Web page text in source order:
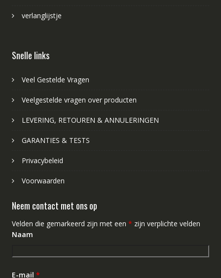
verlanglijstje
Snelle links
Veel Gestelde Vragen
Veelgestelde vragen over producten
LEVERING, RETOUREN & ANNULERINGEN
GARANTIES & TESTS
Privacybeleid
Voorwaarden
Neem contact met ons op
Velden die gemarkeerd zijn met een * zijn verplichte velden
Naam
E-mail *